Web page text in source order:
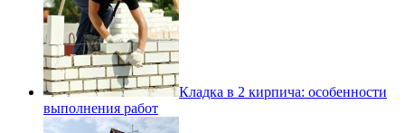
Кладка в 2 кирпича: особенности
выполнения работ